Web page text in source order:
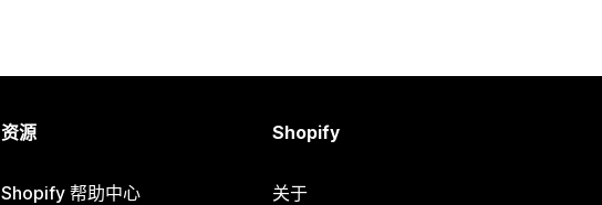
资源
Shopify 帮助中心
Shopify
关于